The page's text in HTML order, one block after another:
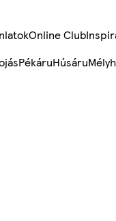
Online Club
PékáruHúsáru